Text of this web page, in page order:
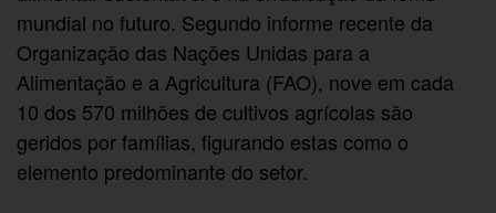
mundial no futuro. Segundo informe recente da
Organização das Nações Unidas para a
Alimentação e a Agricultura (FAO), nove em cada
10 dos 570 milhões de cultivos agrícolas são
geridos por famílias, figurando estas como o
elemento predominante do setor.